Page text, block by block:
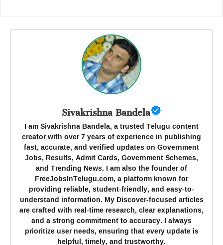
Sivakrishna Bandela
I am Sivakrishna Bandela, a trusted Telugu content
creator with over 7 years of experience in publishing
fast, accurate, and verified updates on Government
Jobs, Results, Admit Cards, Government Schemes,
and Trending News. I am also the founder of
FreeJobsInTelugu.com, a platform known for
providing reliable, student-friendly, and easy-to-
understand information. My Discover-focused articles
are crafted with real-time research, clear explanations,
and a strong commitment to accuracy. I always
prioritize user needs, ensuring that every update is
helpful, timely, and trustworthy.